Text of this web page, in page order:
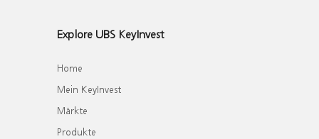
Explore UBS KeyInvest
Home
Mein KeyInvest
Märkte
Produkte